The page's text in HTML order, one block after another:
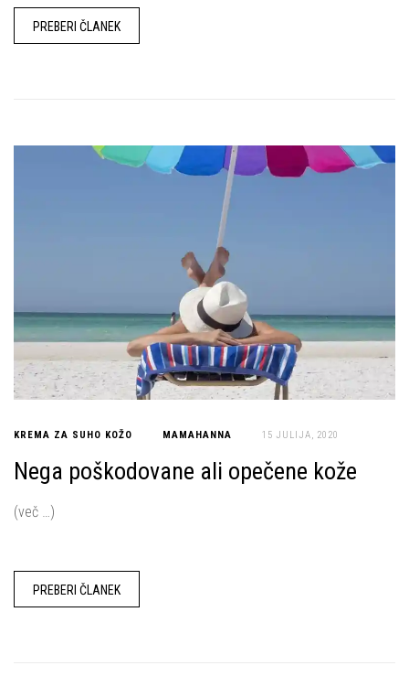
PREBERI ČLANEK
KREMA ZA SUHO KOŽO MAMAHANNA 15 JULIJA, 2020
Nega poškodovane ali opečene kože
(več …)
PREBERI ČLANEK